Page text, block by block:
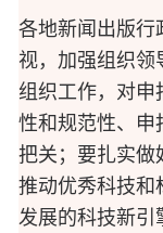
各地新闻出版行
视，加强组织领
组织工作，对申
性和规范性、申
把关；要扎实做
推动优秀科技和
发展的科技新引